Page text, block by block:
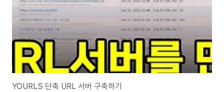
YOURLS 단축 URL 서버 구축하기